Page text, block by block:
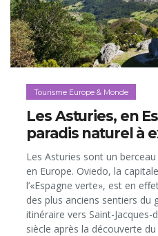
Tourisme Europe & Monde
Les Asturies, en
paradis naturel à
Les Asturies sont un
en Europe. Oviedo, la
l’«Espagne verte», est en
des plus anciens sentiers du
itinéraire vers Saint-
siècle après la découverte